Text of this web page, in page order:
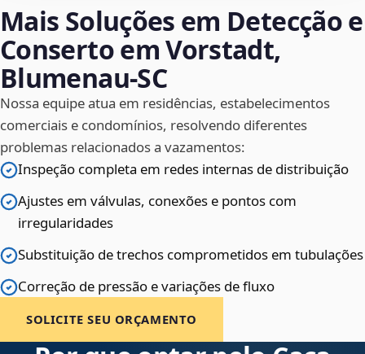
Mais Soluções em Detecção e
Conserto em Vorstadt,
Blumenau‑SC
Nossa equipe atua em residências, estabelecimentos
comerciais e condomínios, resolvendo diferentes
problemas relacionados a vazamentos:
Inspeção completa em redes internas de distribuição
Ajustes em válvulas, conexões e pontos com
irregularidades
Substituição de trechos comprometidos em tubulações
Correção de pressão e variações de fluxo
SOLICITE SEU ORÇAMENTO